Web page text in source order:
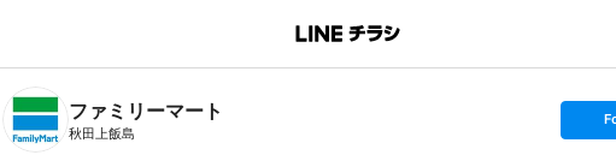
B
n
T
ファミリーマート
秋田上飯島
s
t